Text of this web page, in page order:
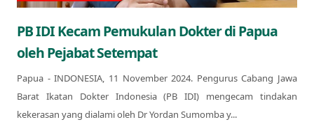
PB IDI Kecam Pemukulan Dokter di Papua
oleh Pejabat Setempat
Papua - INDONESIA, 11 November 2024. Pengurus Cabang Jawa
Barat Ikatan Dokter Indonesia (PB IDI) mengecam tindakan
kekerasan yang dialami oleh Dr Yordan Sumomba y...